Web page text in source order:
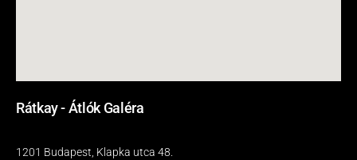
Rátkay - Átlók Galéra
1201 Budapest, Klapka utca 48.